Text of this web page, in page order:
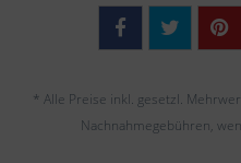
* Alle Preise inkl. gesetzl.
Nachnahmegebühren,